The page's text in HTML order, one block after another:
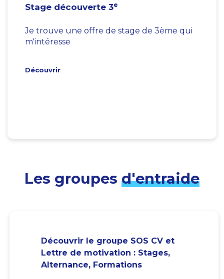
Stage découverte 3e
Je trouve une offre de stage de 3ème qui
m'intéresse
Découvrir
Les groupes d'entraide
Découvrir le groupe SOS CV et
Lettre de motivation : Stages,
Alternance, Formations